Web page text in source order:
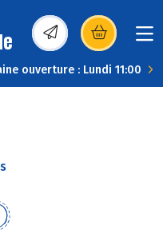
(s’ouvre dans une
ouverture : Lundi 11:00